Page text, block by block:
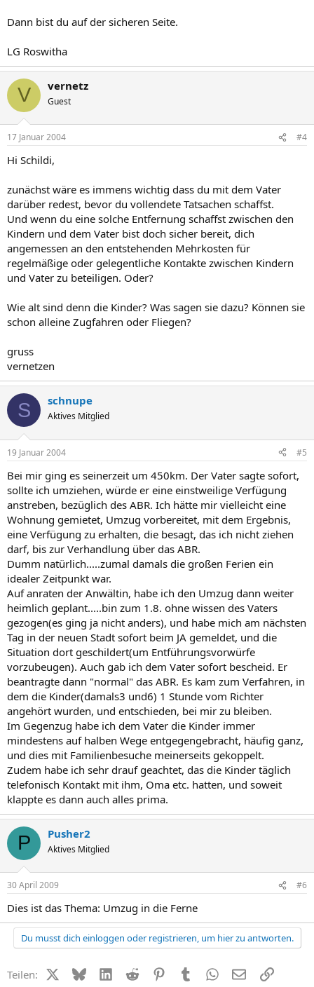
Dann bist du auf der sicheren Seite.
LG Roswitha
V vernetz
Guest
17 Januar 2004 #4
Hi Schildi,
zunächst wäre es immens wichtig dass du mit dem Vater
darüber redest, bevor du vollendete Tatsachen schaffst.
Und wenn du eine solche Entfernung schaffst zwischen den
Kindern und dem Vater bist doch sicher bereit, dich
angemessen an den entstehenden Mehrkosten für
regelmäßige oder gelegentliche Kontakte zwischen Kindern
und Vater zu beteiligen. Oder?
Wie alt sind denn die Kinder? Was sagen sie dazu? Können sie
schon alleine Zugfahren oder Fliegen?
gruss
vernetzen
S schnupe
Aktives Mitglied
19 Januar 2004 #5
Bei mir ging es seinerzeit um 450km. Der Vater sagte sofort,
sollte ich umziehen, würde er eine einstweilige Verfügung
anstreben, bezüglich des ABR. Ich hätte mir vielleicht eine
Wohnung gemietet, Umzug vorbereitet, mit dem Ergebnis,
eine Verfügung zu erhalten, die besagt, das ich nicht ziehen
darf, bis zur Verhandlung über das ABR.
Dumm natürlich.....zumal damals die großen Ferien ein
idealer Zeitpunkt war.
Auf anraten der Anwältin, habe ich den Umzug dann weiter
heimlich geplant.....bin zum 1.8. ohne wissen des Vaters
gezogen(es ging ja nicht anders), und habe mich am nächsten
Tag in der neuen Stadt sofort beim JA gemeldet, und die
Situation dort geschildert(um Entführungsvorwürfe
vorzubeugen). Auch gab ich dem Vater sofort bescheid. Er
beantragte dann "normal" das ABR. Es kam zum Verfahren, in
dem die Kinder(damals3 und6) 1 Stunde vom Richter
angehört wurden, und entschieden, bei mir zu bleiben.
Im Gegenzug habe ich dem Vater die Kinder immer
mindestens auf halben Wege entgegengebracht, häufig ganz,
und dies mit Familienbesuche meinerseits gekoppelt.
Zudem habe ich sehr drauf geachtet, das die Kinder täglich
telefonisch Kontakt mit ihm, Oma etc. hatten, und soweit
klappte es dann auch alles prima.
P Pusher2
Aktives Mitglied
30 April 2009 #6
Dies ist das Thema: Umzug in die Ferne
Du musst dich einloggen oder registrieren, um hier zu antworten.
Teilen: X (Twitter)
BlueskyLinkedIn
Reddit PinterestTumblr WhatsApp
E-MailLink